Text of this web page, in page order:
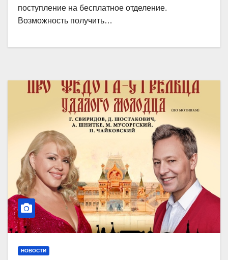
поступление на бесплатное отделение.
Возможность получить…
НОВОСТИ